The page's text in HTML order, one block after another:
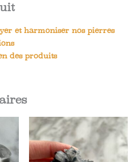
et harmoniser nos pierres
des produits